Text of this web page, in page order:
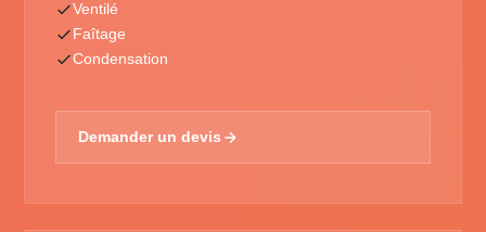
Ventilé
Faîtage
Condensation
Demander un devis